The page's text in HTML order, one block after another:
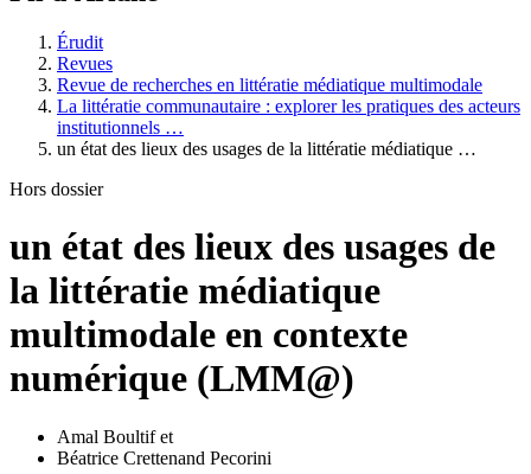
Érudit
Revues
Revue de recherches en littératie médiatique multimodale
La littératie communautaire : explorer les pratiques des acteurs
institutionnels …
un état des lieux des usages de la littératie médiatique …
Hors dossier
un état des lieux des usages de
la littératie médiatique
multimodale en contexte
numérique (LMM@)
Amal Boultifet
Béatrice Crettenand Pecorini